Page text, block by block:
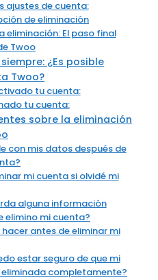
ajustes de cuenta:
de eliminación
eliminación: El paso final
Twoo
¿Es posible
Twoo?
tu cuenta:
tu cuenta:
sobre la eliminación
con mis datos después de
mi cuenta si olvidé mi
alguna información
elimino mi cuenta?
antes de eliminar mi
estar seguro de que mi
completamente?